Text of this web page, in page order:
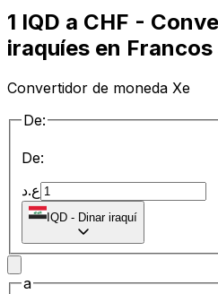
1 IQD a CHF -
iraquíes en
Convertidor de moneda Xe
De:
De:
ع.د
IQD - Dinar iraquí
a